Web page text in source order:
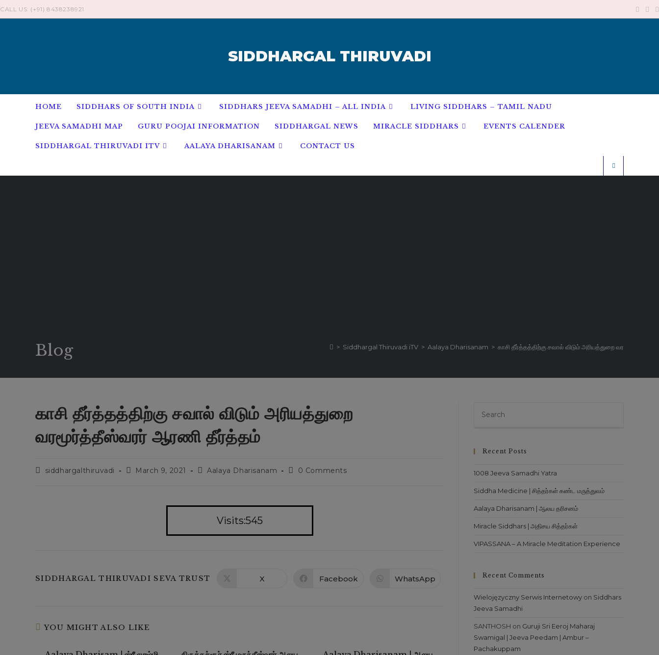
CALL US: (+91) 8438238921
SIDDHARGAL THIRUVADI
HOME SIDDHARS OF SOUTH INDIA SIDDHARS JEEVA SAMADHI – ALL INDIA LIVING SIDDHARS – TAMIL NADU
JEEVA SAMADHI MAP GURU POOJAI INFORMATION SIDDHARGAL NEWS MIRACLE SIDDHARS EVENTS CALENDER
SIDDHARGAL THIRUVADI ITV AALAYA DHARISANAM CONTACT US
Blog > Siddhargal Thiruvadi iTV > Aalaya Dharisanam > காசி தீர்த்தத்திற்கு சவால் விடும் அரியத்துறை
காசி தீர்த்தத்திற்கு சவால் விடும் அரியத்துறை
வரமூர்த்தீஸ்வரர் ஆரணி தீர்த்தம்
siddhargalthiruvadi March 9, 2021 Aalaya Dharisanam 0 Comments
Visits:545
SIDDHARGAL THIRUVADI SEVA TRUST X Facebook WhatsApp
YOU MIGHT ALSO LIKE
Recent Posts
1008 Jeeva Samadhi Yatra
Siddha Medicine | சித்தர்கள் கண்ட மருத்துவம்
Aalaya Dharisanam | ஆலய தரிசனம்
Miracle Siddhars | அதிசய சித்தர்கள்
VIPASSANA – A Miracle Meditation Experience
Recent Comments
Wielojęzyczny Serwis Internetowy on Siddhars
Jeeva Samadhi
SANTHOSH on Guruji Sri Eeroj Maharaj
Swamigal | Jeeva Peedam | Ambur –
Pachakuppam